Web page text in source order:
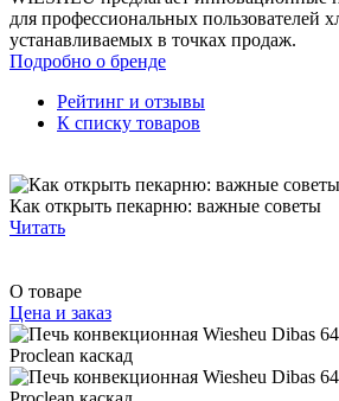
для профессиональных пользователей
устанавливаемых в точках продаж.
Подробно о бренде
Рейтинг и отзывы
К списку товаров
Как открыть пекарню: важные советы
Читать
О товаре
Цена и заказ